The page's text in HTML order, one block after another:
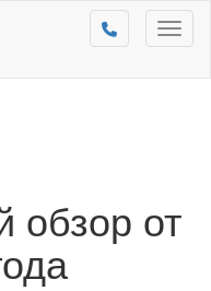
обзор от